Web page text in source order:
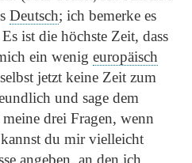
Deutsch; ich bemerke es
ist die höchste Zeit, dass
ein wenig europäisch
jetzt keine Zeit zum
und sage dem
drei Fragen, wenn
du mir vielleicht
angeben, an den ich